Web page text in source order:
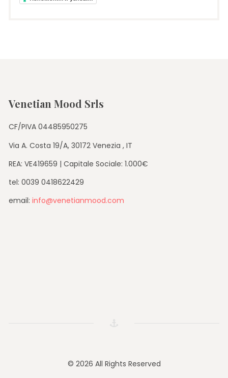
Venetian Mood Srls
CF/PIVA 04485950275
Via A. Costa 19/A, 30172 Venezia , IT
REA: VE419659 | Capitale Sociale: 1.000€
tel: 0039 0418622429
email: info@venetianmood.com
© 2026 All Rights Reserved